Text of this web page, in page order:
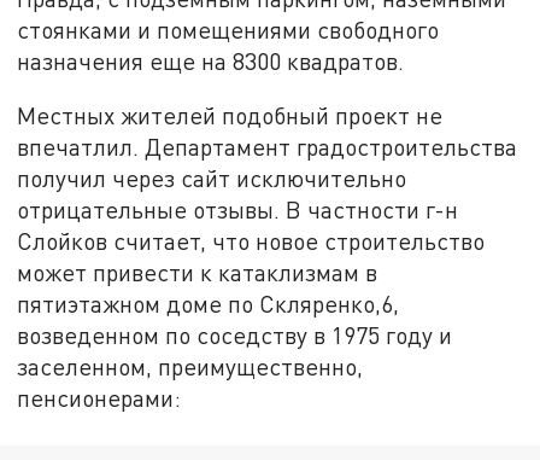
стоянками и помещениями свободного
назначения еще на 8300 квадратов.
Местных жителей подобный проект не
впечатлил. Департамент градостроительства
получил через сайт исключительно
отрицательные отзывы. В частности г-н
Слойков считает, что новое строительство
может привести к катаклизмам в
пятиэтажном доме по Скляренко,6,
возведенном по соседству в 1975 году и
заселенном, преимущественно,
пенсионерами: